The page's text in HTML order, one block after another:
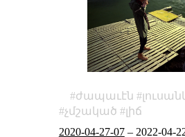
ժապաւէն
չմշակած
լիճ
2020-04-27-07– 2022-04-